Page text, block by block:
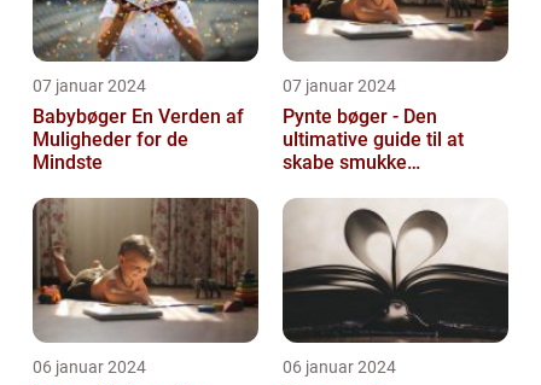
07 januar 2024
Babybøger En Verden af
Muligheder for de
Mindste
07 januar 2024
Pynte bøger - Den
ultimative guide til at
skabe smukke
06 januar 2024 06 januar 2024